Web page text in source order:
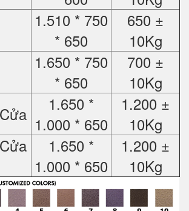
1.510 * 750
* 650
650 ±
10Kg
1.650 * 750
* 650
700 ±
10Kg
1.650 *
1.000 * 650
1.200 ±
10Kg
1.650 *
1.000 * 650
1.200 ±
10Kg